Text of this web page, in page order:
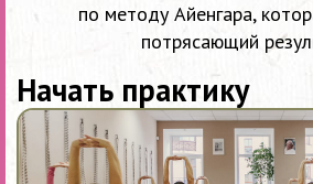
по методу Айенгара,
потрясающий
Начать практику